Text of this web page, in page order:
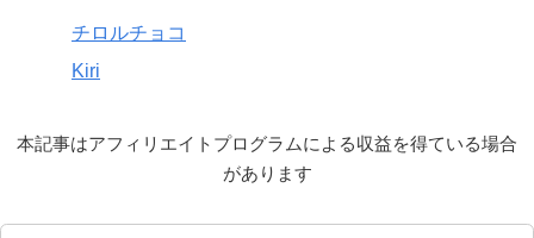
チロルチョコ
Kiri
本記事はアフィリエイトプログラムによる収益を得ている場合
があります